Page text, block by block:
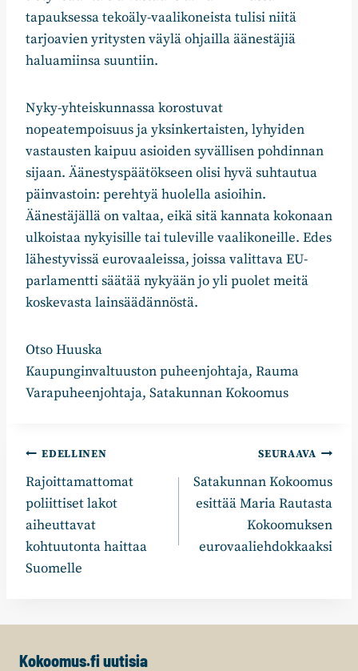
tapauksessa tekoäly-vaalikoneista tulisi niitä
tarjoavien yritysten väylä ohjailla äänestäjiä
haluamiinsa suuntiin.
Nyky-yhteiskunnassa korostuvat
nopeatempoisuus ja yksinkertaisten, lyhyiden
vastausten kaipuu asioiden syvällisen pohdinnan
sijaan. Äänestyspäätökseen olisi hyvä suhtautua
päinvastoin: perehtyä huolella asioihin.
Äänestäjällä on valtaa, eikä sitä kannata kokonaan
ulkoistaa nykyisille tai tuleville vaalikoneille. Edes
lähestyvissä eurovaaleissa, joissa valittava EU-
parlamentti säätää nykyään jo yli puolet meitä
koskevasta lainsäädännöstä.
Otso Huuska
Kaupunginvaltuuston puheenjohtaja, Rauma
Varapuheenjohtaja, Satakunnan Kokoomus
Artikkelien
selaus
EDELLINEN
Rajoittamattomat
poliittiset lakot
aiheuttavat
kohtuutonta haittaa
Suomelle
SEURAAVA
Satakunnan Kokoomus
esittää Maria Rautasta
Kokoomuksen
eurovaaliehdokkaaksi
Kokoomus.fi uutisia